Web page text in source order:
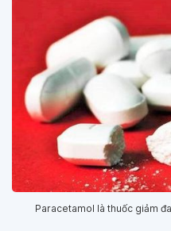
Paracetamol là thuốc giảm